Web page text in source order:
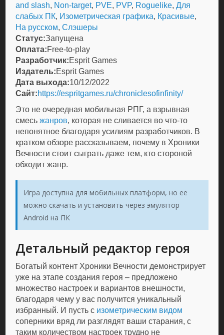
and slash, Non-target, PVE, PVP, Roguelike,Для
слабых ПК, Изометрическая графика, Красивые,
На русском,Слэшеры
Статус:Запущена
Оплата:Free-to-play
Разработчик:Esprit Games
Издатель:Esprit Games
Дата выхода:10/12/2022
Сайт:https://espritgames.ru/chroniclesofinfinity/
Это не очередная мобильная РПГ, а взрывная
смесьжанров, которая не сливается во что-то
непонятное благодаря усилиям разработчиков. В
кратком обзоре рассказываем, почему в Хроники
Вечности стоит сыграть даже тем, кто стороной
обходит жанр.
Игра доступна для мобильных платформ, но ее
можно скачать и установить через эмулятор
Android на ПК
Детальный редактор героя
Богатый контент Хроники Вечности демонстрирует
уже на этапе создания героя – предложено
множество настроек и вариантов внешности,
благодаря чему у вас получится уникальный
избранный. И пусть с изометрическим видом
соперники вряд ли разглядят ваши старания, с
таким количеством настроек трудно не